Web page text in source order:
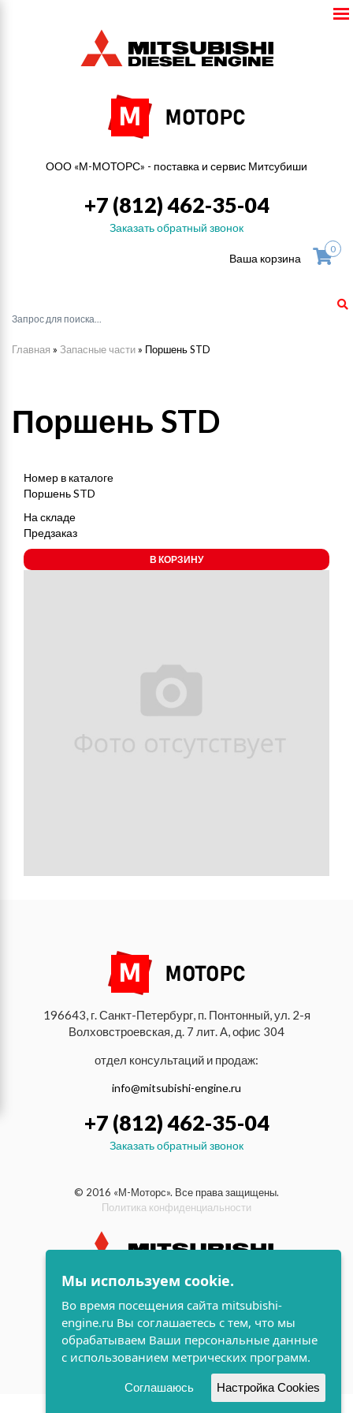
ООО «М-МОТОРС» - поставка и сервис Митсубиши
+7 (812) 462-35-04
Заказать обратный звонок
Ваша корзина
0
Главная » Запасные части » Поршень STD
Поршень STD
Номер в каталоге
Поршень STD
На складе
Предзаказ
В КОРЗИНУ
196643, г. Санкт-Петербург, п. Понтонный, ул. 2-я
Волховстроевская, д. 7 лит. А, офис 304
отдел консультаций и продаж:
info@mitsubishi-engine.ru
+7 (812) 462-35-04
Заказать обратный звонок
© 2016 «М-Моторс». Все права защищены.
Политика конфиденциальности
индустриальные и морские
дизельные двигатели Mitsubishi
разработка сайта
Мы используем cookie.
Во время посещения сайта mitsubishi-
engine.ru Вы соглашаетесь с тем, что мы
обрабатываем Ваши персональные данные
с использованием метрических программ.
Соглашаюсь Настройка Cookies